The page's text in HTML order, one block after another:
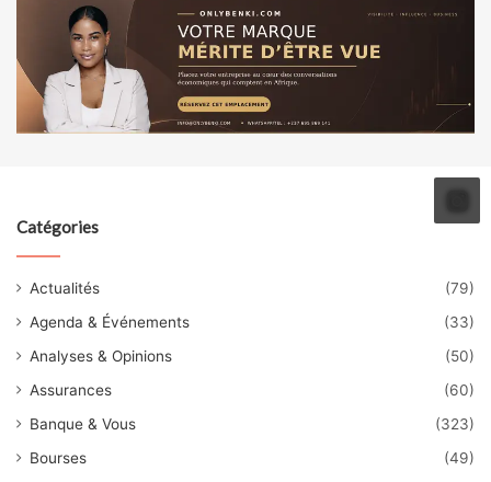
Catégories
Actualités
(79)
Agenda & Événements
(33)
Analyses & Opinions
(50)
Assurances
(60)
Banque & Vous
(323)
Bourses
(49)